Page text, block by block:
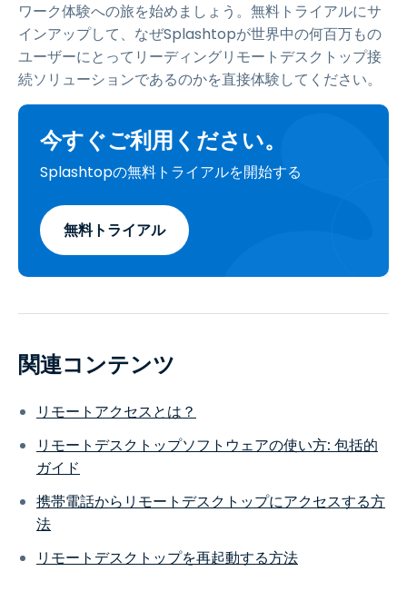
ワーク体験への旅を始めましょう。無料トライアルにサ
インアップして、なぜSplashtopが世界中の何百万もの
ユーザーにとってリーディングリモートデスクトップ接
続ソリューションであるのかを直接体験してください。
今すぐご利用ください。
Splashtopの無料トライアルを開始する
無料トライアル
関連コンテンツ
リモートアクセスとは？
リモートデスクトップソフトウェアの使い方: 包括的
ガイド
携帯電話からリモートデスクトップにアクセスする方
法
リモートデスクトップを再起動する方法